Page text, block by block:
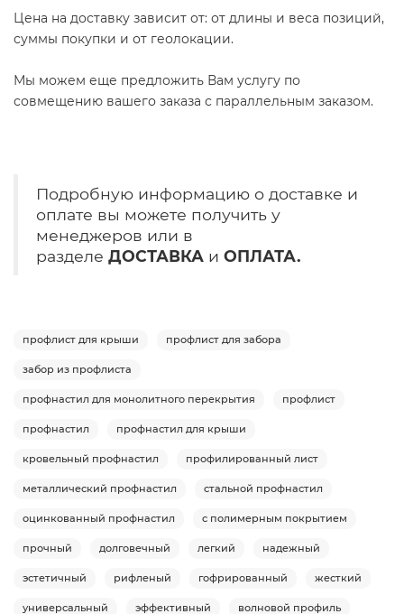
Цена на доставку зависит от: от длины и веса позиций,
суммы покупки и от геолокации.
Мы можем еще предложить Вам услугу по
совмещению вашего заказа с параллельным заказом.
Подробную информацию о доставке и
оплате вы можете получить у
менеджеров или в
разделе ДОСТАВКА и ОПЛАТА.
профлист для крыши профлист для забора
забор из профлиста
профнастил для монолитного перекрытия профлист
профнастил профнастил для крыши
кровельный профнастил профилированный лист
металлический профнастил стальной профнастил
оцинкованный профнастил с полимерным покрытием
прочный долговечный легкий надежный
эстетичный рифленый гофрированный жесткий
универсальный эффективный волновой профиль